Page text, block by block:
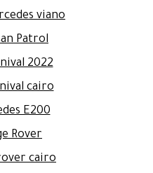
viano
Patrol
2022
cairo
E200
Rover
cairo